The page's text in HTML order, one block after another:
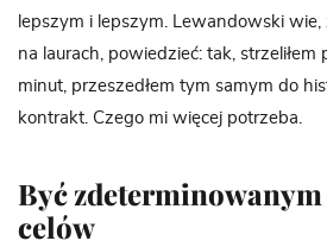
lepszym i lepszym. Lewandowski
na laurach, powiedzieć: tak,
minut, przeszedłem tym samym do
kontrakt. Czego mi więcej potrzeba.
Być
celów